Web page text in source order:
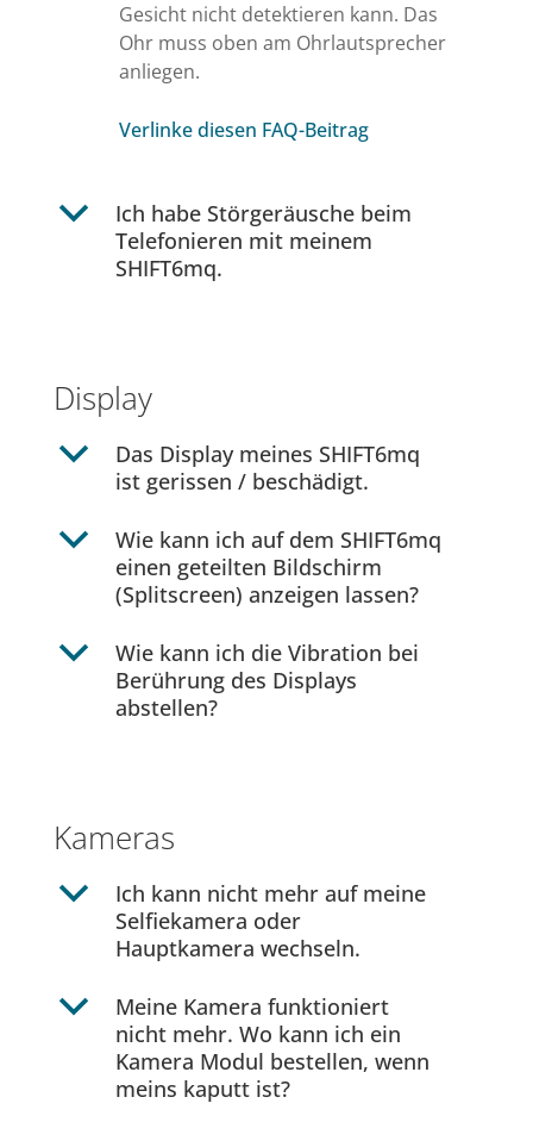
Gesicht nicht detektieren kann. Das
Ohr muss oben am Ohrlautsprecher
anliegen.
Verlinke diesen FAQ-Beitrag
b
Ich habe Störgeräusche beim
Telefonieren mit meinem
SHIFT6mq.
Display
b
Das Display meines SHIFT6mq
ist gerissen / beschädigt.
b
Wie kann ich auf dem SHIFT6mq
einen geteilten Bildschirm
(Splitscreen) anzeigen lassen?
b
Wie kann ich die Vibration bei
Berührung des Displays
abstellen?
Kameras
b
Ich kann nicht mehr auf meine
Selfiekamera oder
Hauptkamera wechseln.
b
Meine Kamera funktioniert
nicht mehr. Wo kann ich ein
Kamera Modul bestellen, wenn
meins kaputt ist?